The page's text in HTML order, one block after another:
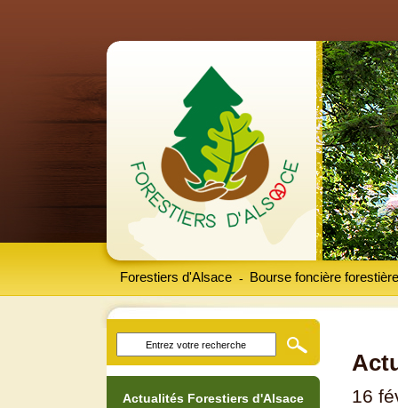
Forestiers d'Alsace Bourse foncière forestière
-
16
Actualités Forestiers d'Alsace